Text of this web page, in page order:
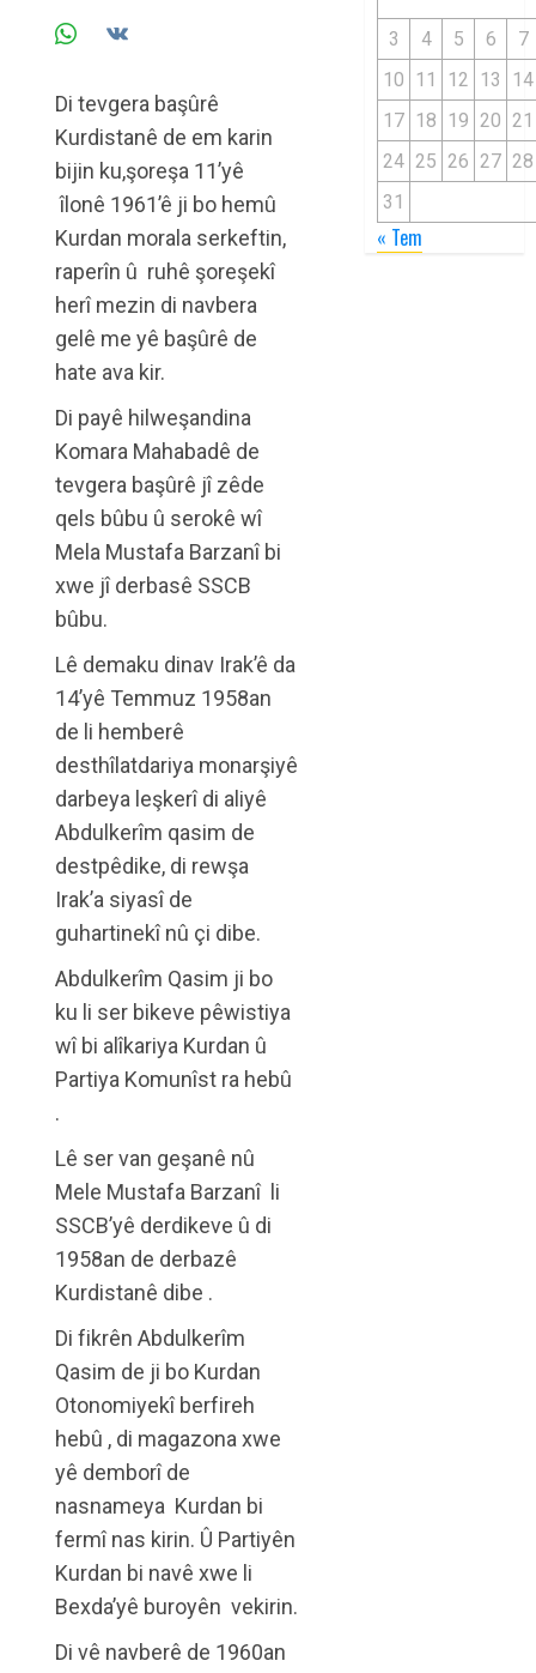
Di tevgera başûrê
Kurdistanê de em karin
bijin ku,şoreşa 11’yê
îlonê 1961’ê ji bo hemû
Kurdan morala serkeftin,
raperîn û ruhê şoreşekî
herî mezin di navbera
gelê me yê başûrê de
hate ava kir.
Di payê hilweşandina
Komara Mahabadê de
tevgera başûrê jî zêde
qels bûbu û serokê wî
Mela Mustafa Barzanî bi
xwe jî derbasê SSCB
bûbu.
Lê demaku dinav Irak’ê da
14’yê Temmuz 1958an
de li hemberê
desthîlatdariya monarşiyê
darbeya leşkerî di aliyê
Abdulkerîm qasim de
destpêdike, di rewşa
Irak’a siyasî de
guhartinekî nû çi dibe.
Abdulkerîm Qasim ji bo
ku li ser bikeve pêwistiya
wî bi alîkariya Kurdan û
Partiya Komunîst ra hebû
.
Lê ser van geşanê nû
Mele Mustafa Barzanî li
SSCB’yê derdikeve û di
1958an de derbazê
Kurdistanê dibe .
Di fikrên Abdulkerîm
Qasim de ji bo Kurdan
Otonomiyekî berfireh
hebû , di magazona xwe
yê demborî de
nasnameya Kurdan bi
fermî nas kirin. Û Partiyên
Kurdan bi navê xwe li
Bexda’yê buroyên vekirin.
Di vê navberê de 1960an
3 4 5 6
7
10 11 12 13
14
17 18 19 20 21
24 25 26 27 28
31
« Tem